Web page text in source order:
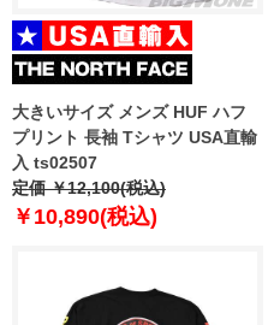
大きいサイズ メンズ HUF ハフ
プリント 長袖 Tシャツ USA直輸
入 ts02507
定価 ￥12,100(税込)
￥10,890(税込)